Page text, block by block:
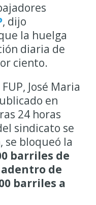
, dijo
la huelga
diaria de
ciento.
José Maria
en
24 horas
sindicato se
se bloqueó la
barriles de
de
barriles a